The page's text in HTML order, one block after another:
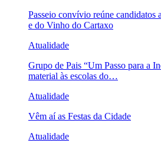
Passeio convívio reúne candidatos
e do Vinho do Cartaxo
Atualidade
Grupo de Pais “Um Passo para a
material às escolas do…
Atualidade
Vêm aí as Festas da Cidade
Atualidade